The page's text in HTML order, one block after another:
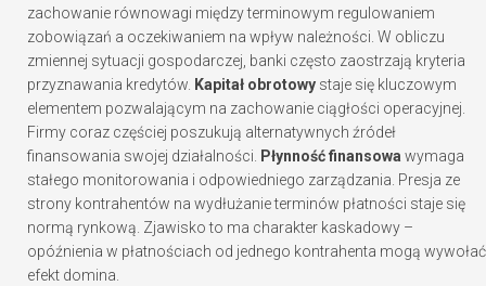
zachowanie równowagi między terminowym regulowaniem
zobowiązań a oczekiwaniem na wpływ należności. W obliczu
zmiennej sytuacji gospodarczej, banki często zaostrzają kryteria
przyznawania kredytów. Kapitał obrotowy staje się kluczowym
elementem pozwalającym na zachowanie ciągłości operacyjnej.
Firmy coraz częściej poszukują alternatywnych źródeł
finansowania swojej działalności. Płynność finansowa wymaga
stałego monitorowania i odpowiedniego zarządzania. Presja ze
strony kontrahentów na wydłużanie terminów płatności staje się
normą rynkową. Zjawisko to ma charakter kaskadowy –
opóźnienia w płatnościach od jednego kontrahenta mogą wywołać
efekt domina.